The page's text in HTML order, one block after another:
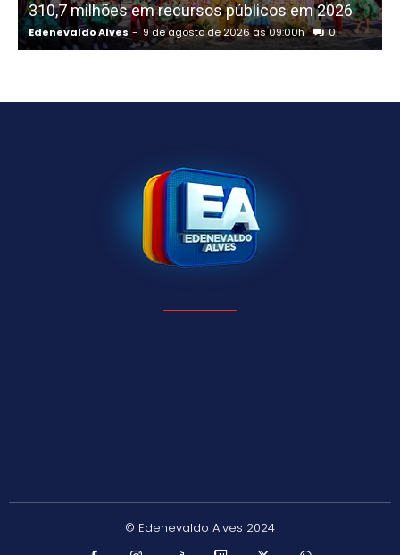
310,7 milhões em recursos públicos em 2026
Edenevaldo Alves - 9 de agosto de 2026 às 09:00h 0
© Edenevaldo Alves 2024